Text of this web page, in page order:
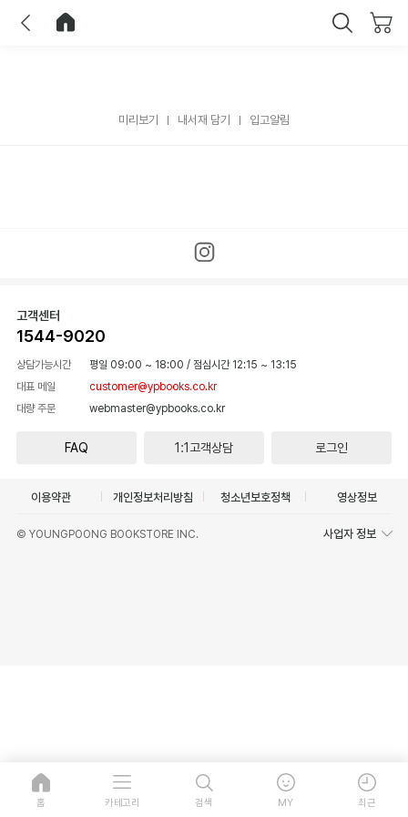
미리보기 내서재 담기 입고알림
고객센터
1544-9020
상담가능시간 평일 09:00 ~ 18:00 / 점심시간 12:15 ~ 13:15
대표 메일
customer@ypbooks.co.kr
대량 주문
webmaster@ypbooks.co.kr
FAQ 1:1고객상담 로그인
이용약관 개인정보처리방침 청소년보호정책 영상정보
© YOUNGPOONG BOOKSTORE INC. 사업자 정보
홈 카테고리 검색 MY 최근